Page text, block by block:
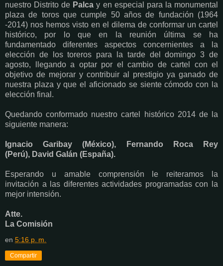
nuestro Distrito de Palca y en especial para la monumental
plaza de toros que cumple 50 años de fundación (1964
-2014) nos hemos visto en el dilema de conformar un cartel
histórico, por lo que en la reunión última se ha
fundamentado diferentes aspectos concernientes a la
elección de los toreros para la tarde del domingo 3 de
agosto, llegando a optar por el cambio de cartel con el
objetivo de mejorar y contribuir al prestigio ya ganado de
nuestra plaza y que el aficionado se siente cómodo con la
elección final.
Quedando conformado nuestro cartel histórico 2014 de la
siguiente manera:
Ignacio Garibay (México),
Fernando Roca Rey
(Perú), David Galán (España).
Esperando u amable comprensión le reiteramos la
invitación a las diferentes actividades programadas con la
mejor intensión.
Atte.
La Comisión
en 5:16 p. m.
Compartir